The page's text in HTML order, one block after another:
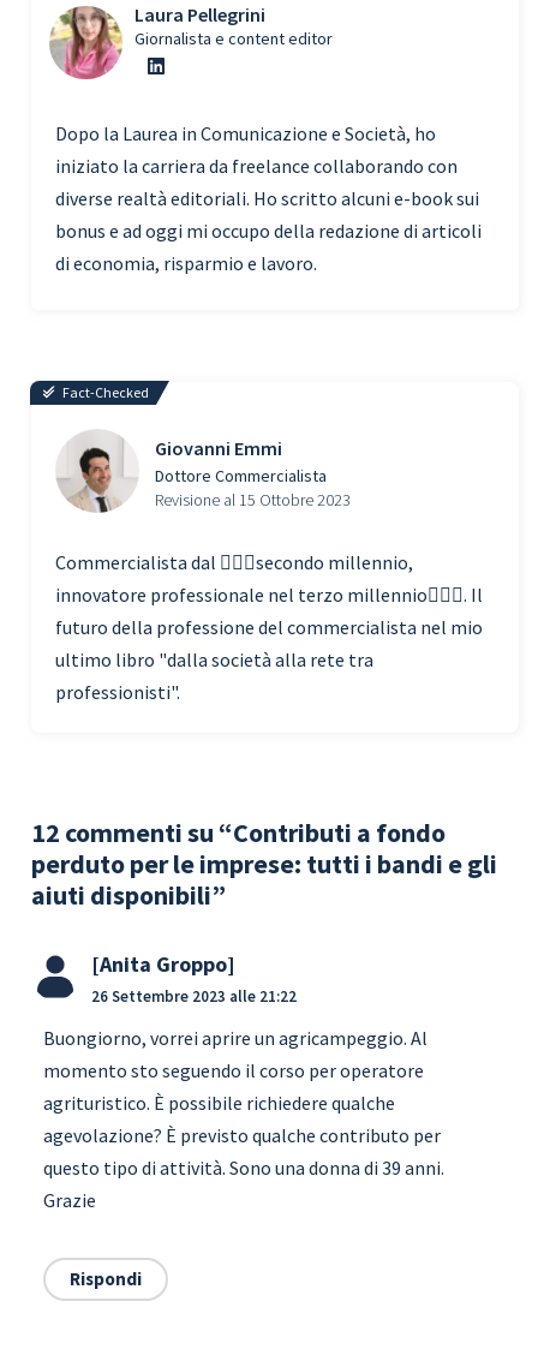
Laura Pellegrini
Giornalista e content editor
Dopo la Laurea in Comunicazione e Società, ho
iniziato la carriera da freelance collaborando con
diverse realtà editoriali. Ho scritto alcuni e-book sui
bonus e ad oggi mi occupo della redazione di articoli
di economia, risparmio e lavoro.
Fact-Checked
Giovanni Emmi
Dottore Commercialista
Revisione al 15 Ottobre 2023
Commercialista dal 🧗🏾‍♀️secondo millennio,
innovatore professionale nel terzo millennio🏃🏾‍♂️. Il
futuro della professione del commercialista nel mio
ultimo libro "dalla società alla rete tra
professionisti".
12 commenti su “Contributi a fondo
perduto per le imprese: tutti i bandi e gli
aiuti disponibili”
Anita Groppo
26 Settembre 2023 alle 21:22
Buongiorno, vorrei aprire un agricampeggio. Al
momento sto seguendo il corso per operatore
agrituristico. È possibile richiedere qualche
agevolazione? È previsto qualche contributo per
questo tipo di attività. Sono una donna di 39 anni.
Grazie
Rispondi